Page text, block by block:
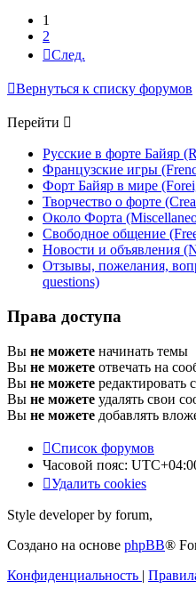
1
2
След.
Вернуться к списку форумов
Перейти
Русские в форте Байяр
Французские игры
Форт Байяр в мире
Творчество о форте
Около Форта
Свободное общение
Новости и объявления
Отзывы, пожелания,
questions)
Права доступа
Вы не можете начинать темы
Вы не можете отвечать на
Вы не можете редактировать
Вы не можете удалять свои
Вы не можете добавлять
Список форумов
Часовой пояс:
Удалить cookies
Style developer by forum,
Создано на основе phpBB®
Конфиденциальность |